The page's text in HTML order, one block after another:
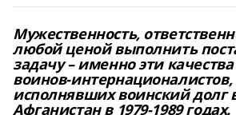
Мужественность,
любой ценой выполнить
задачу – именно эти
воинов-интернационалистов,
исполнявших воинский долг
Афганистан в 1979-1989 годах.